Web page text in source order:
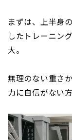
まずは、上半身
したトレーニン
大。
無理のない重さ
力に自信がない